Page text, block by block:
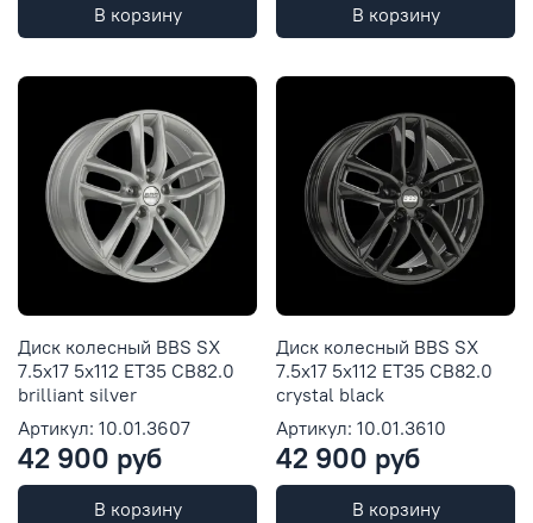
В корзину В корзину
Диск колесный BBS SX
7.5x17 5x112 ET35 CB82.0
brilliant silver
Артикул: 10.01.3607
42 900 руб
В корзину
Диск колесный BBS SX
7.5x17 5x112 ET35 CB82.0
crystal black
Артикул: 10.01.3610
42 900 руб
В корзину